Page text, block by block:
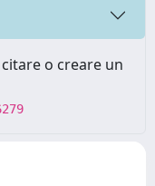
o creare un